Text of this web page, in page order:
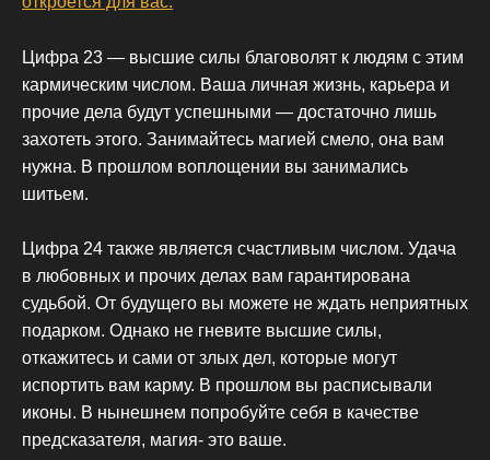
Цифра 23 — высшие силы благоволят к людям с этим
кармическим числом. Ваша личная жизнь, карьера и
прочие дела будут успешными — достаточно лишь
захотеть этого. Занимайтесь магией смело, она вам
нужна. В прошлом воплощении вы занимались
шитьем.
Цифра 24 также является счастливым числом. Удача
в любовных и прочих делах вам гарантирована
судьбой. От будущего вы можете не ждать неприятных
подарком. Однако не гневите высшие силы,
откажитесь и сами от злых дел, которые могут
испортить вам карму. В прошлом вы расписывали
иконы. В нынешнем попробуйте себя в качестве
предсказателя, магия- это ваше.